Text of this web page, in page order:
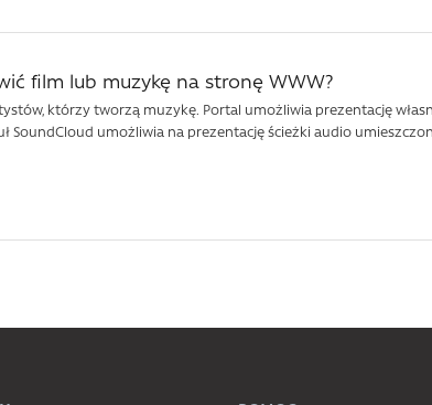
film lub muzykę na stronę WWW?
którzy tworzą muzykę. Portal umożliwia prezentację
SoundCloud umożliwia na prezentację ścieżki audio